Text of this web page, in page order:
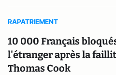
RAPATRIEMENT
10 000 Français
l'étranger après la
Thomas Cook